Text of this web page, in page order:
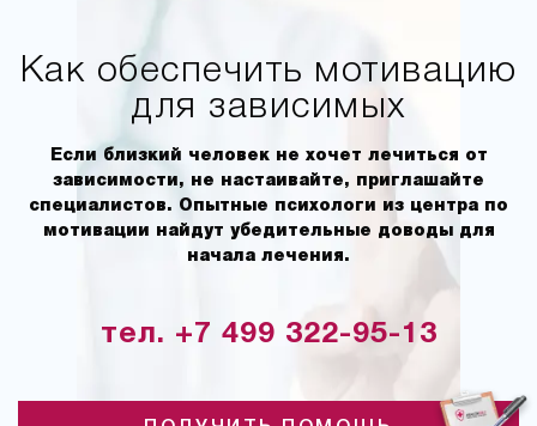
Как обеспечить мотивацию
для зависимых
Если близкий человек не хочет лечиться от
зависимости, не настаивайте, приглашайте
специалистов. Опытные психологи из центра по
мотивации найдут убедительные доводы для
начала лечения.
тел. +7 499 322-95-13